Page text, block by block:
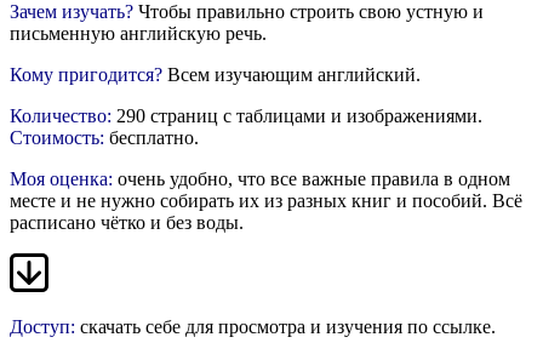
Зачем изучать? Чтобы правильно строить свою устную и
письменную английскую речь.
Кому пригодится? Всем изучающим английский.
Количество: 290 страниц с таблицами и изображениями.
Стоимость: бесплатно.
Моя оценка: очень удобно, что все важные правила в одном
месте и не нужно собирать их из разных книг и пособий. Всё
расписано чётко и без воды.
Доступ: скачать себе для просмотра и изучения по ссылке.